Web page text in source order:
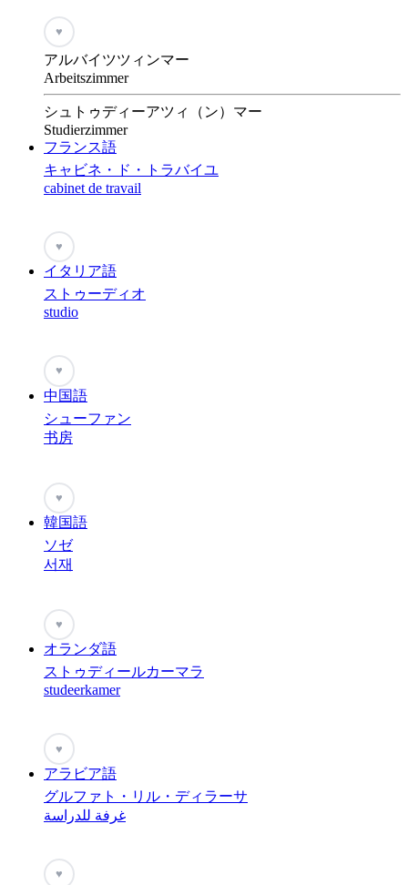
♥
アルバイツツィンマー
Arbeitszimmer
シュトゥディーアツィ（ン）マー
Studierzimmer
フランス語
キャビネ・ド・トラバイユ
cabinet de travail
♥
イタリア語
ストゥーディオ
studio
♥
中国語
シューファン
书房
♥
韓国語
ソゼ
서재
♥
オランダ語
ストゥディールカーマラ
studeerkamer
♥
アラビア語
グルファト・リル・ディラーサ
غرفة للدراسة
♥